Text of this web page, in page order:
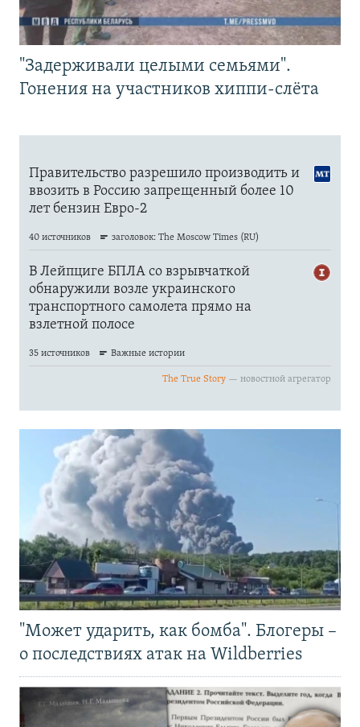
"Задерживали целыми семьями".
Гонения на участников хиппи-слёта
"Может ударить, как бомба". Блогеры –
о последствиях атак на Wildberries